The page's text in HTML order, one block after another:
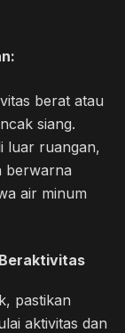
berat atau
siang.
luar ruangan,
berwarna
air minum
pastikan
aktivitas dan